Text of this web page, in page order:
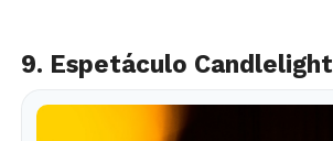
9. Espetáculo Candlelight